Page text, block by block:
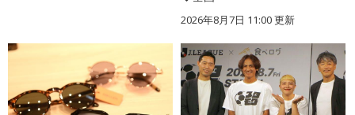
2026年8月7日 11:00更新